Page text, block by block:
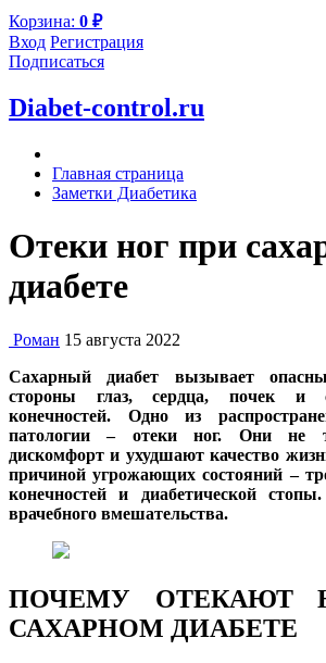
Корзина: 0 ₽
Вход Регистрация
Подписаться
Diabet-control.ru
Главная страница
Заметки Диабетика
Отеки ног при
диабете
Роман 15 августа 2022
Сахарный диабет вызывает
стороны глаз, сердца, почек и
конечностей. Одно из
патологии – отеки ног. Они не
дискомфорт и ухудшают качество
причиной угрожающих состояний –
конечностей и диабетической
врачебного вмешательства.
ПОЧЕМУ ОТЕКАЮТ
САХАРНОМ ДИАБЕТЕ